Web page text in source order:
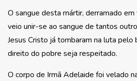
O sangue desta mártir, derramado
veio unir-se ao sangue de tantos
Jesus Cristo já tombaram na luta pelo
direito do pobre seja respeitado.
O corpo de Irmã Adelaide foi velado